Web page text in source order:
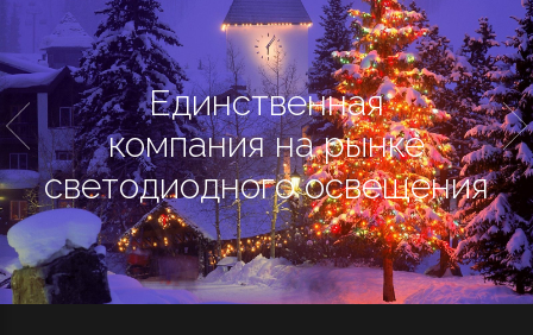
Единственная
компания на рынке
светодиодного освещения